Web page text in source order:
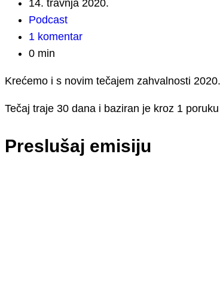
14. travnja 2020.
Podcast
1 komentar
0 min
Krećemo i s novim tečajem zahvalnosti
Tečaj traje 30 dana i baziran je kroz 1
Preslušaj emisiju